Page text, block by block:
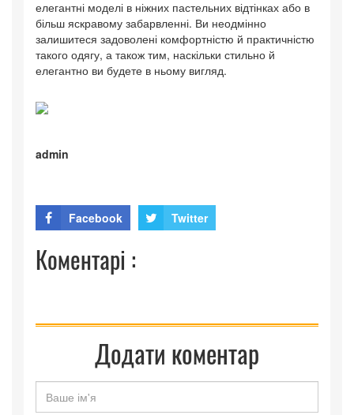
елегантні моделі в ніжних пастельних відтінках або в
більш яскравому забарвленні. Ви неодмінно
залишитеся задоволені комфортністю й практичністю
такого одягу, а також тим, наскільки стильно й
елегантно ви будете в ньому вигляд.
admin
Facebook Twitter
Коментарі :
Додати коментар